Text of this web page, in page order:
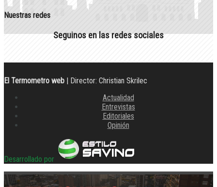
Nuestras redes
Seguinos en las redes sociales
El Termometro web | Director: Christian Skrilec
Actualidad
Entrevistas
Editoriales
Opinión
Desarrollado por